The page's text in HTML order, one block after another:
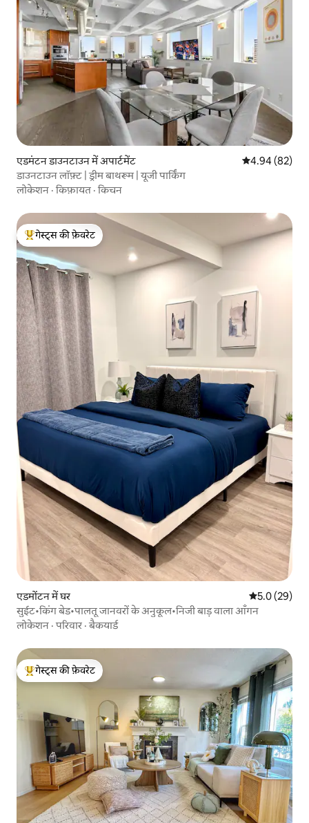
एडमंटन डाउनटाउन में अपार्टमेंट औसत रेटिंग 5 में
4.94 (82)
डाउनटाउन लॉफ़्ट | ड्रीम बाथरूम | यूजी पार्किंग
लोकेशन ·किफ़ायत ·किचन
गेस्ट्स का टॉप फ़ेवरेट
गेस्ट्स की फ़ेवरेट
एडमोंटन में घर औसत रेटिंग 5
5.0 (29)
सुईट•किंग बेड•पालतू जानवरों के अनुकूल•निजी बाड़ वाला आँगन
लोकेशन ·परिवार ·बैकयार्ड
गेस्ट्स का टॉप फ़ेवरेट
गेस्ट्स की फ़ेवरेट